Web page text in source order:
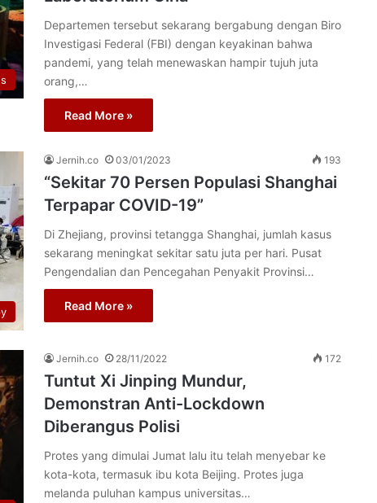
Departemen tersebut sekarang bergabung dengan Biro
Investigasi Federal (FBI) dengan keyakinan bahwa
pandemi, yang telah menewaskan hampir tujuh juta
orang,…
Read More »
Jernih.co 03/01/2023 193
“Sekitar 70 Persen Populasi Shanghai
Terpapar COVID-19”
Di Zhejiang, provinsi tetangga Shanghai, jumlah kasus
sekarang meningkat sekitar satu juta per hari. Pusat
Pengendalian dan Pencegahan Penyakit Provinsi…
Read More »
Jernih.co 28/11/2022 172
Tuntut Xi Jinping Mundur,
Demonstran Anti-Lockdown
Diberangus Polisi
Protes yang dimulai Jumat lalu itu telah menyebar ke
kota-kota, termasuk ibu kota Beijing. Protes juga
melanda puluhan kampus universitas…